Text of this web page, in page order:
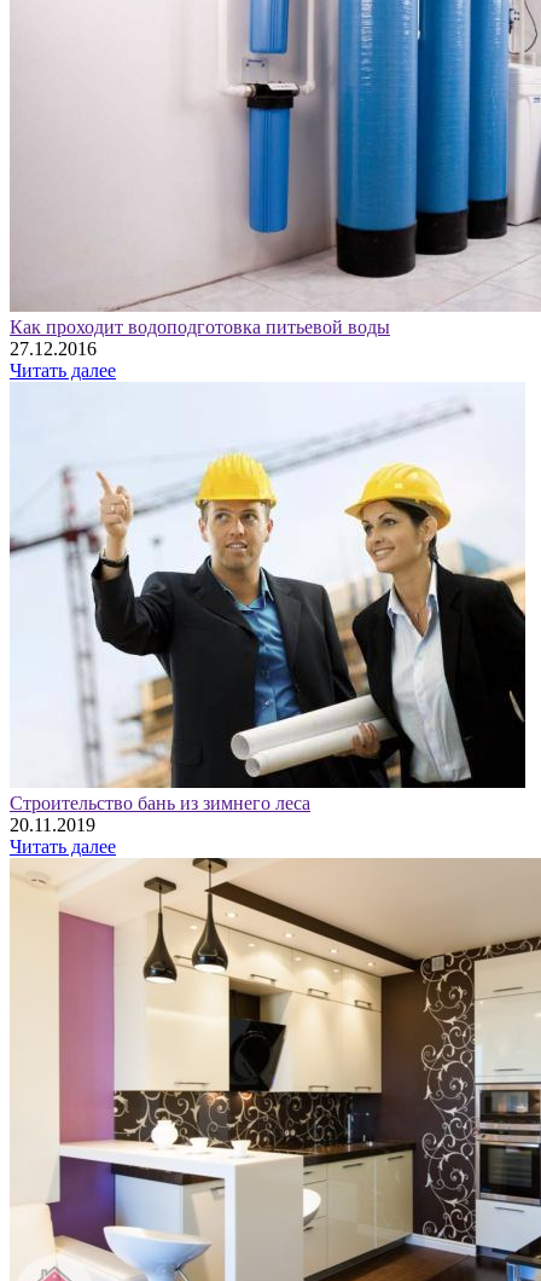
Как проходит водоподготовка питьевой воды
27.12.2016
Читать далее
Строительство бань из зимнего леса
20.11.2019
Читать далее